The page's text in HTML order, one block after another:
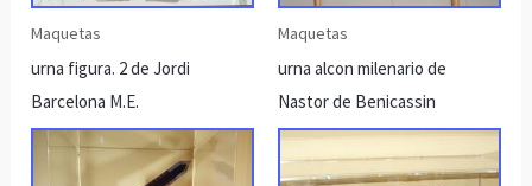
Maquetas
urna figura. 2 de Jordi
Barcelona M.E.
Maquetas
urna alcon milenario de
Nastor de Benicassin